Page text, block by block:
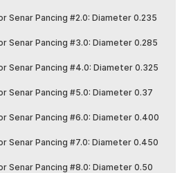
4 anyaman yang terkenal kuat dan
membantu menahan tarikan besar
berbatu, karang, dan spot ekstrem.
cukup untuk pengisian spool reel
Bisa digunakan untuk beberapa
dibanding membeli spool kecil
Jauh
agar lebih licin saat keluar dari spool.
dan akurat saat casting. Sangat
aktif.
Senar Pancing #2.0: Diameter 0.235
Senar Pancing #3.0: Diameter 0.285
Senar Pancing #4.0: Diameter 0.325
Senar Pancing #5.0: Diameter 0.37
Senar Pancing #6.0: Diameter 0.400
Senar Pancing #7.0: Diameter 0.450
Senar Pancing #8.0: Diameter 0.50